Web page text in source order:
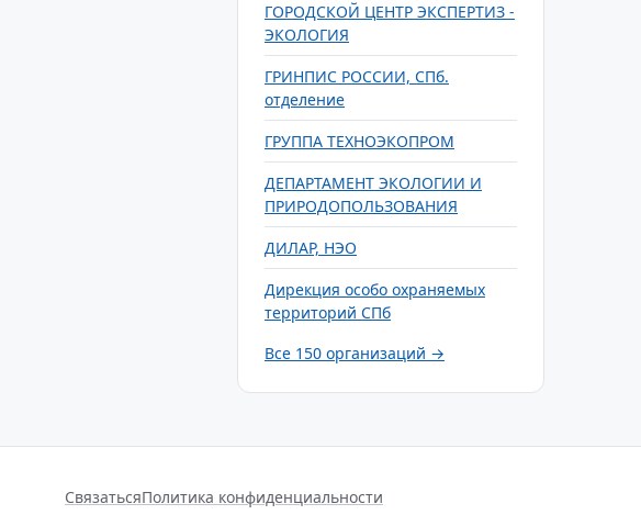
ГОРОДСКОЙ ЦЕНТР ЭКСПЕРТИЗ -
ЭКОЛОГИЯ
ГРИНПИС РОССИИ, СПб.
отделение
ГРУППА ТЕХНОЭКОПРОМ
ДЕПАРТАМЕНТ ЭКОЛОГИИ И
ПРИРОДОПОЛЬЗОВАНИЯ
ДИЛАР, НЭО
Дирекция особо охраняемых
территорий СПб
Все 150 организаций →
СвязатьсяПолитика конфиденциальности